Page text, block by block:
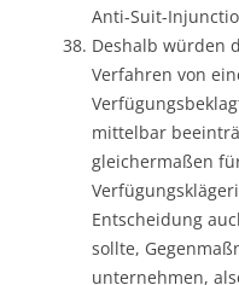
Anti-Suit-
Deshalb würden
Verfahren von
mittelbar
gleichermaßen
Entscheidung
sollte,
unternehmen,